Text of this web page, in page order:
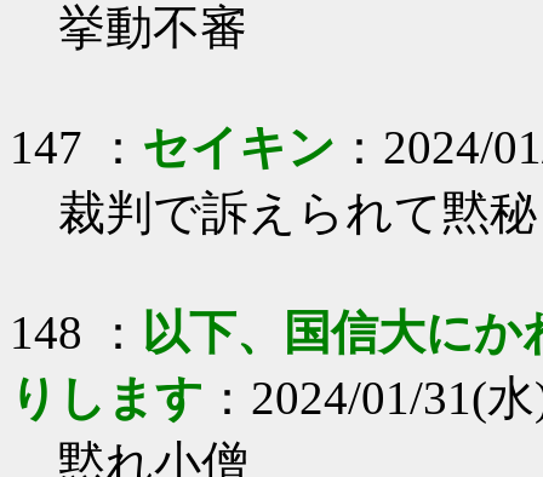
挙動不審
147 ： セイキン ：2024/
裁判で訴えられて黙
148 ： 以下、国信大に
りします ：2024/01/31(
黙れ小僧